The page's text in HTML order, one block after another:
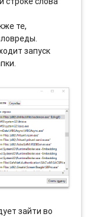
те,
запуск
зайти во